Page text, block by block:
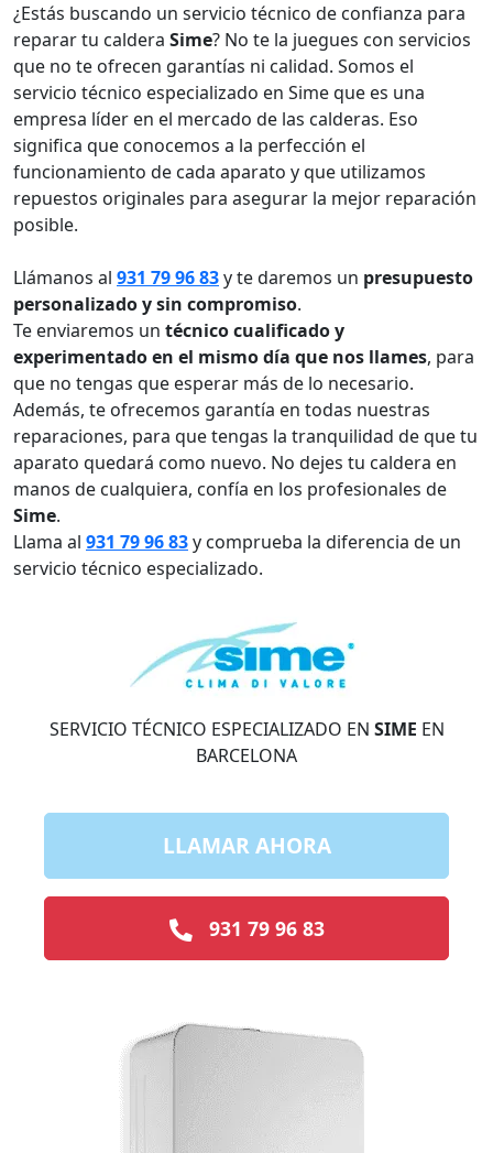
¿Estás buscando un servicio técnico de confianza para
reparar tu caldera Sime? No te la juegues con servicios
que no te ofrecen garantías ni calidad. Somos el
servicio técnico especializado en Sime que es una
empresa líder en el mercado de las calderas. Eso
significa que conocemos a la perfección el
funcionamiento de cada aparato y que utilizamos
repuestos originales para asegurar la mejor reparación
posible.
Llámanos al 931 79 96 83y te daremos un presupuesto
personalizado y sin compromiso.
Te enviaremos un técnico cualificado y
experimentado en el mismo día que nos llames, para
que no tengas que esperar más de lo necesario.
Además, te ofrecemos garantía en todas nuestras
reparaciones, para que tengas la tranquilidad de que tu
aparato quedará como nuevo. No dejes tu caldera en
manos de cualquiera, confía en los profesionales de
Sime.
Llama al 931 79 96 83y comprueba la diferencia de un
servicio técnico especializado.
SERVICIO TÉCNICO ESPECIALIZADO EN SIME EN
BARCELONA
LLAMAR AHORA
931 79 96 83